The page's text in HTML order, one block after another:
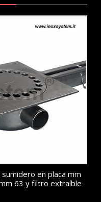
en placa mm
63 y filtro extraíble